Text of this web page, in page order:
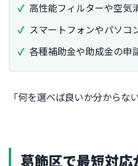
高性能フィルターや空気
スマートフォンやパソコ
各種補助金や助成金の申
「何を選べば良いか分から
葛飾区で最短対